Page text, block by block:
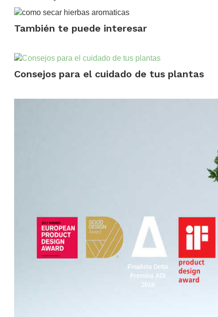
También te puede interesar
Consejos para el cuidado de tus plantas